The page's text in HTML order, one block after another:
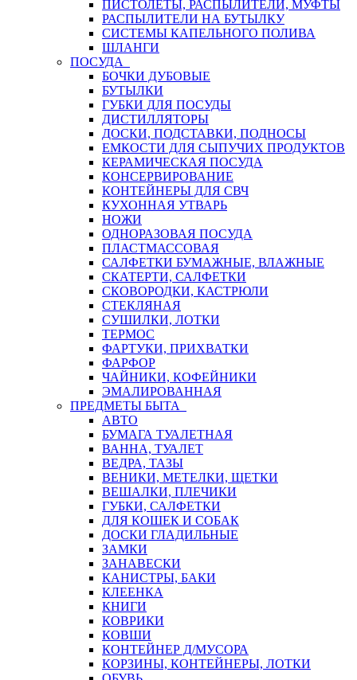
ПИСТОЛЕТЫ, РАСПЫЛИТЕЛИ, МУФТЫ
РАСПЫЛИТЕЛИ НА БУТЫЛКУ
СИСТЕМЫ КАПЕЛЬНОГО ПОЛИВА
ШЛАНГИ
ПОСУДА
БОЧКИ ДУБОВЫЕ
БУТЫЛКИ
ГУБКИ ДЛЯ ПОСУДЫ
ДИСТИЛЛЯТОРЫ
ДОСКИ, ПОДСТАВКИ, ПОДНОСЫ
ЕМКОСТИ ДЛЯ СЫПУЧИХ ПРОДУКТОВ
КЕРАМИЧЕСКАЯ ПОСУДА
КОНСЕРВИРОВАНИЕ
КОНТЕЙНЕРЫ ДЛЯ СВЧ
КУХОННАЯ УТВАРЬ
НОЖИ
ОДНОРАЗОВАЯ ПОСУДА
ПЛАСТМАССОВАЯ
САЛФЕТКИ БУМАЖНЫЕ, ВЛАЖНЫЕ
СКАТЕРТИ, САЛФЕТКИ
СКОВОРОДКИ, КАСТРЮЛИ
СТЕКЛЯНАЯ
СУШИЛКИ, ЛОТКИ
ТЕРМОС
ФАРТУКИ, ПРИХВАТКИ
ФАРФОР
ЧАЙНИКИ, КОФЕЙНИКИ
ЭМАЛИРОВАННАЯ
ПРЕДМЕТЫ БЫТА
АВТО
БУМАГА ТУАЛЕТНАЯ
ВАННА, ТУАЛЕТ
ВЕДРА, ТАЗЫ
ВЕНИКИ, МЕТЕЛКИ, ЩЕТКИ
ВЕШАЛКИ, ПЛЕЧИКИ
ГУБКИ, САЛФЕТКИ
ДЛЯ КОШЕК И СОБАК
ДОСКИ ГЛАДИЛЬНЫЕ
ЗАМКИ
ЗАНАВЕСКИ
КАНИСТРЫ, БАКИ
КЛЕЕНКА
КНИГИ
КОВРИКИ
КОВШИ
КОНТЕЙНЕР Д/МУСОРА
КОРЗИНЫ, КОНТЕЙНЕРЫ, ЛОТКИ